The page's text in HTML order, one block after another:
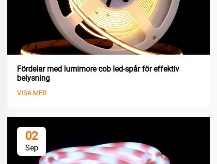
Fördelar med lumimore cob led-spår för effektiv
belysning
VISA MER
02
Sep